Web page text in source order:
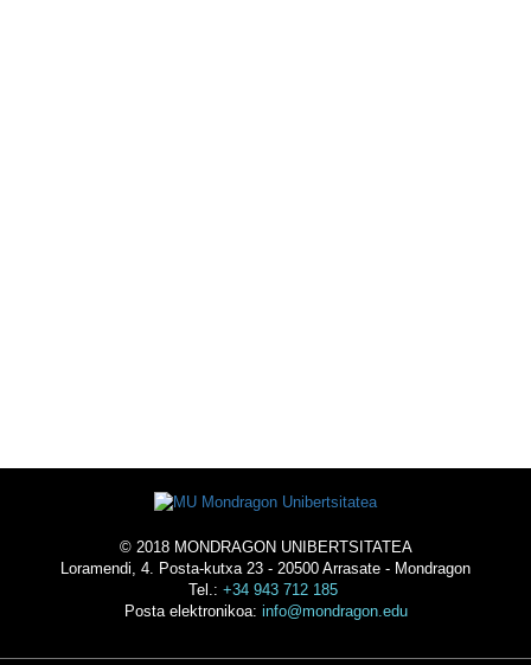
© 2018 MONDRAGON UNIBERTSITATEA
Loramendi, 4. Posta-kutxa 23 - 20500 Arrasate - Mondragon
Tel.: +34 943 712 185
Posta elektronikoa: info@mondragon.edu